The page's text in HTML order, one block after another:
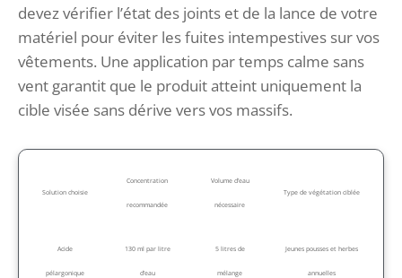
devez vérifier l’état des joints et de la lance de votre
matériel pour éviter les fuites intempestives sur vos
vêtements. Une application par temps calme sans
vent garantit que le produit atteint uniquement la
cible visée sans dérive vers vos massifs.
Solution choisie
Concentration
recommandée
Volume d’eau
nécessaire
Type de végétation ciblée
Acide
pélargonique
130 ml par litre
d’eau
5 litres de
mélange
Jeunes pousses et herbes
annuelles